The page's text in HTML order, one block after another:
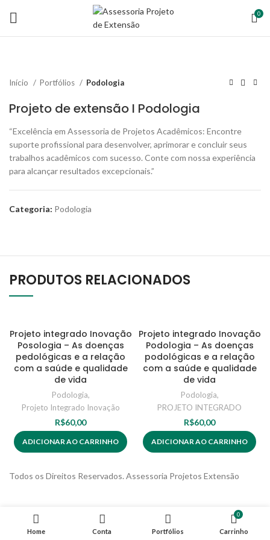
0
Início Portfólios Podologia
Projeto de extensão I Podologia
“Excelência em Assessoria de Projetos Acadêmicos: Encontre
suporte profissional para desenvolver, aprimorar e concluir seus
trabalhos acadêmicos com sucesso. Conte com nossa experiência
para alcançar resultados excepcionais.”
Categoria: Podologia
PRODUTOS RELACIONADOS
Projeto integrado Inovação
Posologia – As doenças
pedológicas e a relação
com a saúde e qualidade
de vida
Podologia,
Projeto Integrado Inovação
R$60,00
ADICIONAR AO CARRINHO
Projeto integrado Inovação
Podologia – As doenças
podológicas e a relação
com a saúde e qualidade
de vida
Podologia,
PROJETO INTEGRADO
R$60,00
ADICIONAR AO CARRINHO
Todos os Direitos Reservados. Assessoria Projetos Extensão
Home Conta Portfólios
0
Carrinho